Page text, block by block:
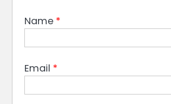
Name *
Email *